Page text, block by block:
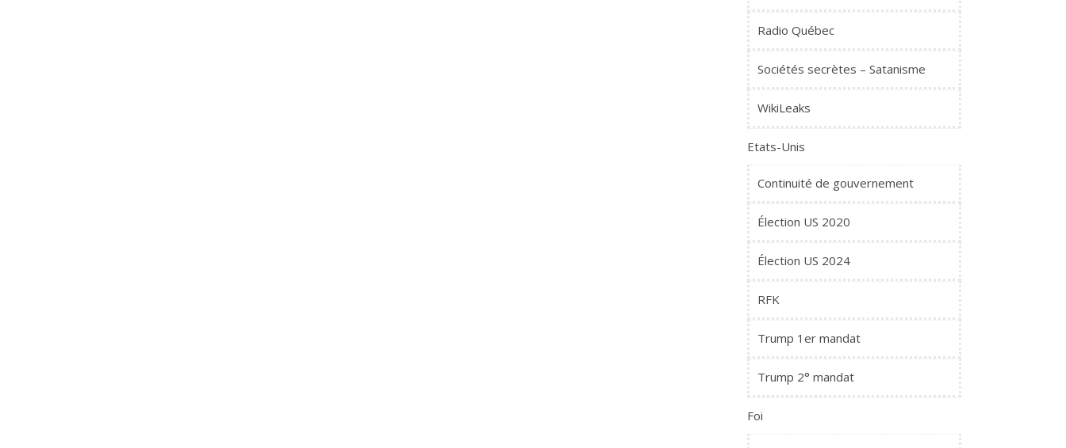
Radio Québec
Sociétés secrètes – Satanisme
WikiLeaks
Etats-Unis
Continuité de gouvernement
Élection US 2020
Élection US 2024
RFK
Trump 1er mandat
Trump 2° mandat
Foi